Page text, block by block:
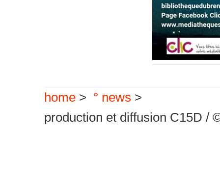
home > ° news >
production et diffusion C15D /